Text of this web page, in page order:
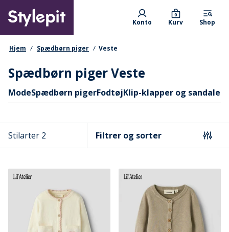
main
content
Primary departments
Konto Kurv
0
Shop
navigationssti
Hjem Spædbørn piger Veste
Spædbørn piger Veste
Hurtige links
ModeSpædbørn pigerFodtøjKlip-klapper og sandaler
Stilarter 2 Filtrer og sorter